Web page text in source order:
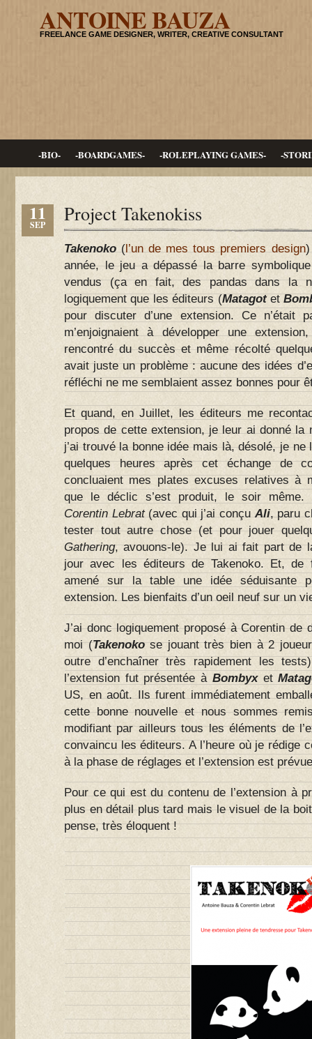
ANTOINE BAUZA
FREELANCE GAME DESIGNER, WRITER, CREATIVE CONSULTANT
-BIO- -BOARDGAMES- -ROLEPLAYING GAMES- -
11
SEP Project Takenokiss
Takenoko (l’un de mes tous premiers design)
année, le jeu a dépassé la barre
vendus (ça en fait, des pandas dans la
logiquement que les éditeurs (Matagot et
pour discuter d’une extension. Ce n’était
m’enjoignaient à développer une
rencontré du succès et même récolté
avait juste un problème : aucune des idées
réfléchi ne me semblaient assez bonnes pour
Et quand, en Juillet, les éditeurs me
propos de cette extension, je leur ai donné la
j’ai trouvé la bonne idée mais là, désolé, je ne
quelques heures après cet échange de
concluaient mes plates excuses relatives à
que le déclic s’est produit, le soir même.
Corentin Lebrat(avec qui j’ai conçuAli, paru
tester tout autre chose (et pour jouer
Gathering, avouons-le). Je lui ai fait part de
jour avec les éditeurs de Takenoko. Et, de
amené sur la table une idée séduisante
extension. Les bienfaits d’un oeil neuf sur un
J’ai donc logiquement proposé à Corentin de
moi (Takenoko se jouant très bien à 2
outre d’enchaîner très rapidement les
l’extension fut présentée à Bombyx et
US, en août. Ils furent immédiatement
cette bonne nouvelle et nous sommes
modifiant par ailleurs tous les éléments de
convaincu les éditeurs. A l’heure où je rédige
à la phase de réglages et l’extension est
Pour ce qui est du contenu de l’extension à
plus en détail plus tard mais le visuel de la
pense, très éloquent !